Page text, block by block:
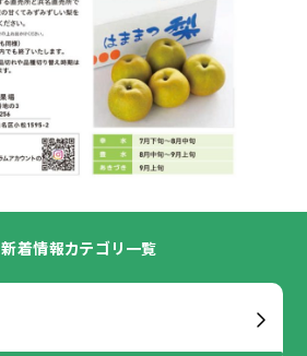
新着情報カテゴリ 一覧